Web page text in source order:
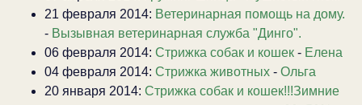
21 февраля 2014: Ветеринарная помощь на дому.
- Вызывная ветеринарная служба "Динго".
06 февраля 2014: Стрижка собак и кошек - Елена
04 февраля 2014: Стрижка животных - Ольга
20 января 2014: Стрижка собак и кошек!!!Зимние